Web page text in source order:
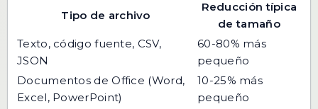
Tipo de archivo
Reducción típica
de tamaño
Texto, código fuente, CSV,
JSON
60-80% más
pequeño
Documentos de Office (Word,
Excel, PowerPoint)
10-25% más
pequeño